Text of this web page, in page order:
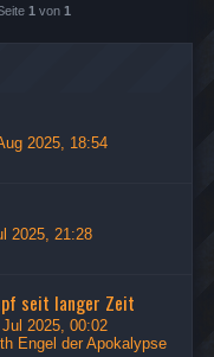
1 von 1
2025, 18:54
2025, 21:28
seit langer Zeit
Jul 2025, 00:02
Engel der Apokalypse